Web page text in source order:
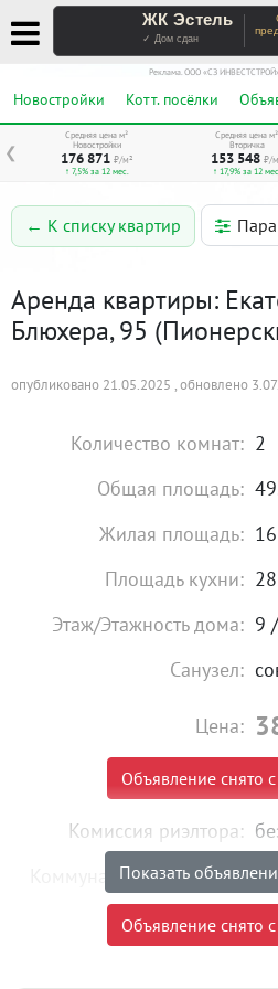
ЖК Эстель
✓ Дом сдан
Реклама. ООО «СЗ
Новостройки Котт. посёлки
❮
Средняя цена м²
Новостройки
176 871 ₽/м²
↑ 7,5% за 12 мес.
Средняя цена м²
Вторичка
153 548 ₽/
↑ 17,9% за 12
← К списку квартир
Аренда квартиры:
Блюхера, 95
опубликовано 21.05.2025 , обновлено
Количество комнат: 2
Общая площадь:
Жилая площадь:
Площадь кухни:
Этаж/Этажность дома: 9
Санузел:
Цена:
Объявление снято
Комиссия риэлтора:
Коммунальные платежи:
Объект № 192073. Сдам
Показать
Объявление снято